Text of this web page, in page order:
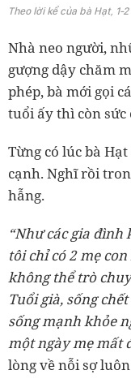
Theo lời kể của bà Hạt, 1-
Nhà neo người,
gượng dậy chăm
phép, bà mới gọi
tuổi ấy thì còn sức
Từng có lúc bà
cạnh. Nghĩ rồi
hẫng.
“Như các gia
tôi chỉ có 2 mẹ
không thể trò
Tuổi già, sống
sống mạnh khỏe
một ngày mẹ mất
lòng về nỗi sợ